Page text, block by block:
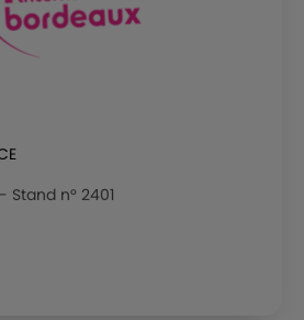
Stand n° 2401